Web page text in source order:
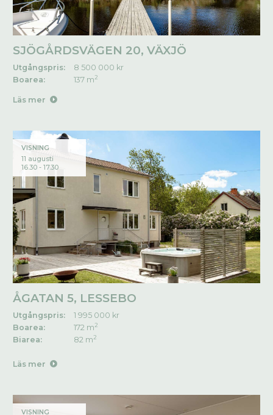
SJÖGÅRDSVÄGEN 20, VÄXJÖ
Utgångspris:
8 500 000 kr
Boarea:
137 m2
Läs mer
VISNING
11 augusti
16.30 - 17.30
ÅGATAN 5, LESSEBO
Utgångspris:
1 995 000 kr
Boarea:
172 m2
Biarea: 82 m2
Läs mer
VISNING